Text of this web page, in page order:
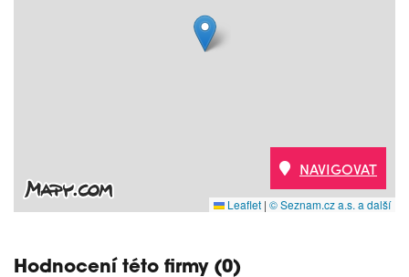
Leaflet | © Seznam.cz a.s. a další
NAVIGOVAT
Hodnocení této firmy (0)